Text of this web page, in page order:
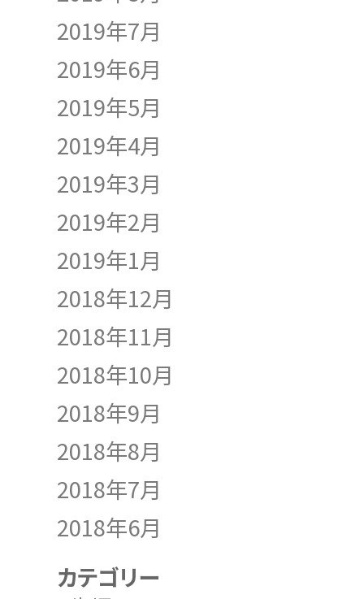
2019年7月
2019年6月
2019年5月
2019年4月
2019年3月
2019年2月
2019年1月
2018年12月
2018年11月
2018年10月
2018年9月
2018年8月
2018年7月
2018年6月
カテゴリー